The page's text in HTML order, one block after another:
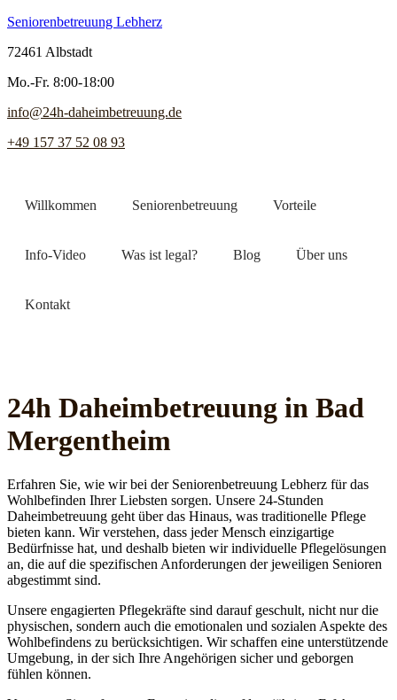
Seniorenbetreuung Lebherz
72461 Albstadt
Mo.-Fr. 8:00-18:00
info@24h-daheimbetreuung.de
+49 157 37 52 08 93
Willkommen Seniorenbetreuung Vorteile
Info-Video Was ist legal? Blog Über uns
Kontakt
24h Daheim­betreuung in Bad
Mergentheim
Erfahren Sie, wie wir bei der Seniorenbetreuung Lebherz für das
Wohlbefinden Ihrer Liebsten sorgen. Unsere 24-Stunden
Daheimbetreuung geht über das Hinaus, was traditionelle Pflege
bieten kann. Wir verstehen, dass jeder Mensch einzigartige
Bedürfnisse hat, und deshalb bieten wir individuelle Pflegelösungen
an, die auf die spezifischen Anforderungen der jeweiligen Senioren
abgestimmt sind.
Unsere engagierten Pflegekräfte sind darauf geschult, nicht nur die
physischen, sondern auch die emotionalen und sozialen Aspekte des
Wohlbefindens zu berücksichtigen. Wir schaffen eine unterstützende
Umgebung, in der sich Ihre Angehörigen sicher und geborgen
fühlen können.